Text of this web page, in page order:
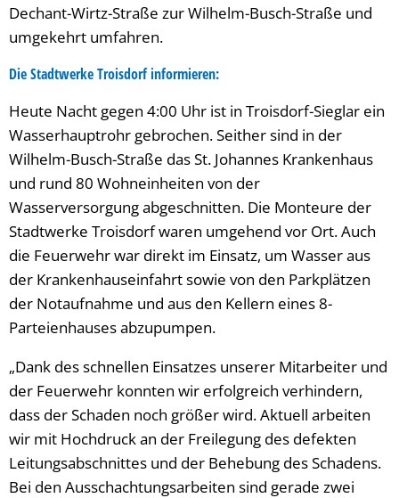
Dechant-Wirtz-Straße zur Wilhelm-Busch-Straße und
umgekehrt umfahren.
Die Stadtwerke Troisdorf informieren:
Heute Nacht gegen 4:00 Uhr ist in Troisdorf-Sieglar ein
Wasserhauptrohr gebrochen. Seither sind in der
Wilhelm-Busch-Straße das St. Johannes Krankenhaus
und rund 80 Wohneinheiten von der
Wasserversorgung abgeschnitten. Die Monteure der
Stadtwerke Troisdorf waren umgehend vor Ort. Auch
die Feuerwehr war direkt im Einsatz, um Wasser aus
der Krankenhauseinfahrt sowie von den Parkplätzen
der Notaufnahme und aus den Kellern eines 8-
Parteienhauses abzupumpen.
„Dank des schnellen Einsatzes unserer Mitarbeiter und
der Feuerwehr konnten wir erfolgreich verhindern,
dass der Schaden noch größer wird. Aktuell arbeiten
wir mit Hochdruck an der Freilegung des defekten
Leitungsabschnittes und der Behebung des Schadens.
Bei den Ausschachtungsarbeiten sind gerade zwei